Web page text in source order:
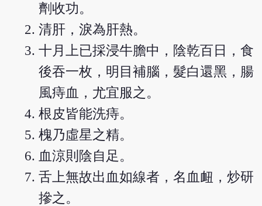
劑收功。
清肝，淚為肝熱。
十月上已採浸牛膽中，陰乾百日，食
後吞一枚，明目補腦，髮白還黑，腸
風痔血，尤宜服之。
根皮皆能洗痔。
槐乃虛星之精。
血涼則陰自足。
舌上無故出血如線者，名血衄，炒研
摻之。